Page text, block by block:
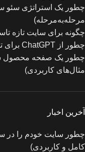
چطور یک استراتژی سئو
مرحله‌به‌مرحله)
چگونه برای سایت تازه‌
چطور از ChatGPT برای تولید محتوا و سئو استفاده کنیم؟
چطور یک صفحه محصول
مثال‌های کاربردی)
آخرین اخبار
چطور سایت خودم را در
کامل و کاربردی)